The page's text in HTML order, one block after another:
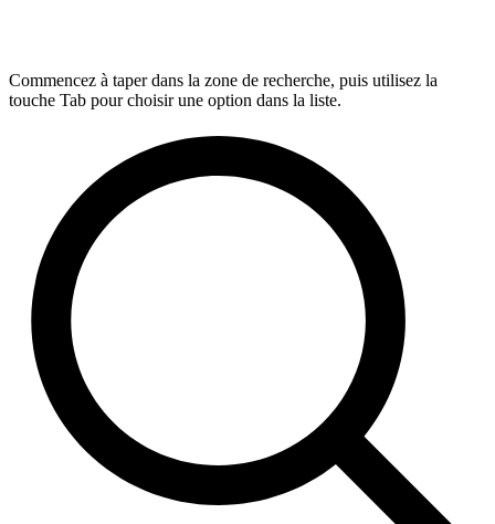
Commencez à taper dans la zone de recherche, puis utilisez la
touche Tab pour choisir une option dans la liste.